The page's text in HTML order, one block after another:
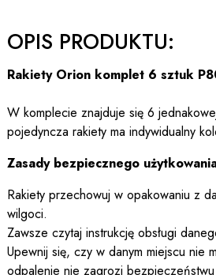
OPIS PRODUKTU:
Rakiety Orion komplet 6 sztuk
W komplecie znajduje się 6
pojedyncza rakiety ma indywidualny
Zasady bezpiecznego
Rakiety przechowuj w opakowaniu z
wilgoci.
Zawsze czytaj instrukcję obsługi
Upewnij się, czy w danym miejscu nie
odpalenie nie zagrozi